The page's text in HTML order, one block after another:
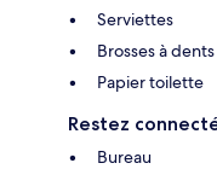
Serviettes
Brosses à
Papier toilette
Restez
Bureau